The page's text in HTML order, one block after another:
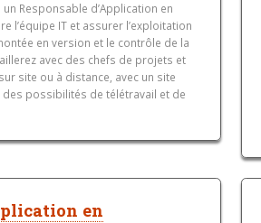
un Responsable d’Application en
l’équipe IT et assurer l’exploitation
en version et le contrôle de la
avec des chefs de projets et
site ou à distance, avec un site
possibilités de télétravail et de
en